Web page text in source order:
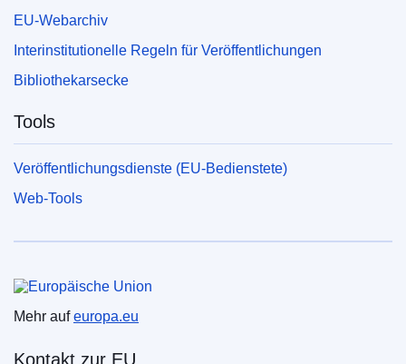
EU-Webarchiv
Interinstitutionelle Regeln für Veröffentlichungen
Bibliothekarsecke
Tools
Veröffentlichungsdienste (EU-Bedienstete)
Web-Tools
Europäische Union
Mehr aufeuropa.eu
Kontakt zur EU